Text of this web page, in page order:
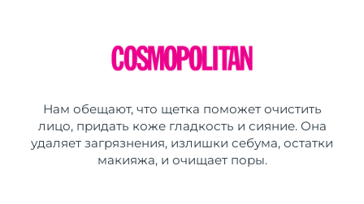
Нам обещают, что щетка поможет очистить
лицо, придать коже гладкость и сияние. Она
удаляет загрязнения, излишки себума, остатки
макияжа, и очищает поры.